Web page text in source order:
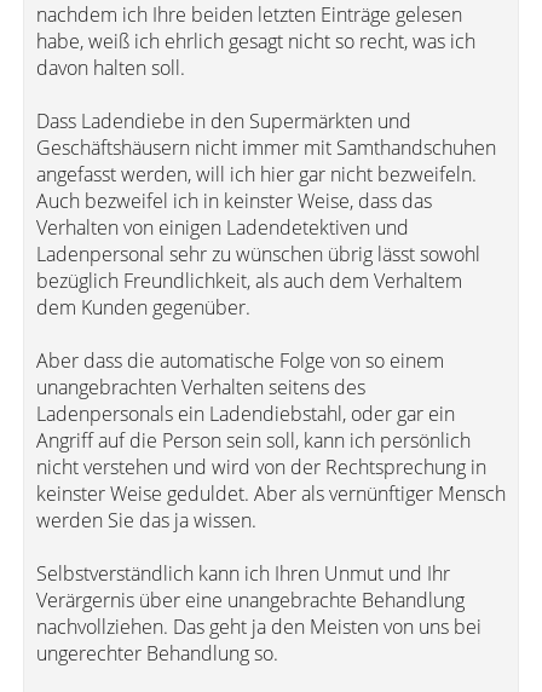
nachdem ich Ihre beiden letzten Einträge gelesen
habe, weiß ich ehrlich gesagt nicht so recht, was ich
davon halten soll.
Dass Ladendiebe in den Supermärkten und
Geschäftshäusern nicht immer mit Samthandschuhen
angefasst werden, will ich hier gar nicht bezweifeln.
Auch bezweifel ich in keinster Weise, dass das
Verhalten von einigen Ladendetektiven und
Ladenpersonal sehr zu wünschen übrig lässt sowohl
bezüglich Freundlichkeit, als auch dem Verhaltem
dem Kunden gegenüber.
Aber dass die automatische Folge von so einem
unangebrachten Verhalten seitens des
Ladenpersonals ein Ladendiebstahl, oder gar ein
Angriff auf die Person sein soll, kann ich persönlich
nicht verstehen und wird von der Rechtsprechung in
keinster Weise geduldet. Aber als vernünftiger Mensch
werden Sie das ja wissen.
Selbstverständlich kann ich Ihren Unmut und Ihr
Verärgernis über eine unangebrachte Behandlung
nachvollziehen. Das geht ja den Meisten von uns bei
ungerechter Behandlung so.